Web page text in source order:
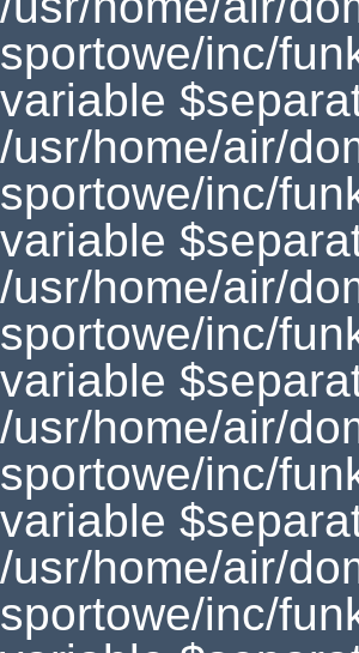
sportowe/inc/
variable
/usr/home/air/
sportowe/inc/
variable
/usr/home/air/
sportowe/inc/
variable
/usr/home/air/
sportowe/inc/
variable
/usr/home/air/
sportowe/inc/